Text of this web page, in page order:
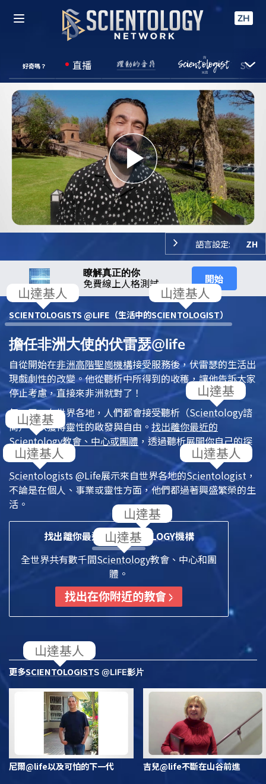
ZH
好奇嗎？ 直播
Play
Video
語言設定: ZH
瞭解真正的你
免費線上人格測試 開始
SCIENTOLOGISTS @LIFE（生活中的SCIENTOLOGIST）
擔任非洲大使的伏雷瑟@life
自從開始在非洲高階聖崗機構接受服務後，伏雷瑟的生活出
現戲劇性的改變。他從聽析中所得到的收穫，讓他告訴大家
停止考慮，直接來非洲就對了！
每一天，在世界各地，人們都會接受聽析 （Scientology諮
商），以獲得靈性的啟發與自由。 找出離你最近的
Scientology教會、中心或團體 ，透過聽析展開你自己的探
險。
Scientologists @Life展示來自世界各地的Scientologist ，
不論是在個人、事業或靈性方面，他們都過著興盛繁榮的生
活。
找出離你最近的 SCIENTOLOGY機構
全世界共有數千間Scientology教會、中心和團
體。
找出在你附近的教會
更多SCIENTOLOGISTS @LIFE影片
尼爾@life以及可怕的下一代 吉兒@life不斷在山谷前進